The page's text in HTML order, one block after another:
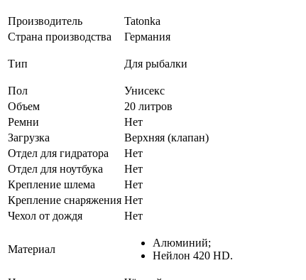
Производитель
Tatonka
Страна производства
Германия
Тип Для рыбалки
Пол
Унисекс
Объем
20 литров
Ремни
Нет
Загрузка
Верхняя (клапан)
Отдел для гидратора
Нет
Отдел для ноутбука
Нет
Крепление шлема
Нет
Крепление снаряжения Нет
Чехол от дождя
Нет
Материал
Алюминий;
Нейлон 420 HD.